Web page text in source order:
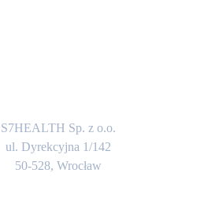
S7HEALTH Sp. z o.o.
ul. Dyrekcyjna 1/142
50-528, Wrocław